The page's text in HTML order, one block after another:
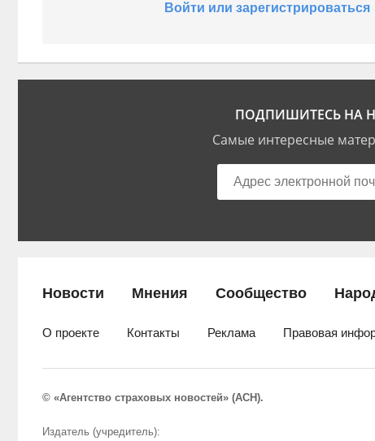
Войти или зарегистрироваться
ПОДПИШИТЕСЬ НА
Самые интересные
Новости Мнения Сообщество
О проекте Контакты Реклама Правовая
© «Агентство страховых новостей» (АСН).
Издатель (учредитель):